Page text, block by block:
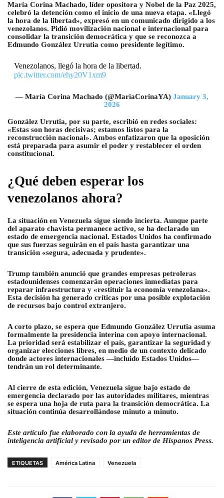
María Corina Machado, líder opositora y Nobel de la Paz 2025,
celebró la detención como el inicio de una nueva etapa. «Llegó
la hora de la libertad», expresó en un comunicado dirigido a los
venezolanos. Pidió movilización nacional e internacional para
consolidar la transición democrática y que se reconozca a
Edmundo González Urrutia como presidente legítimo.
Venezolanos, llegó la hora de la libertad.
pic.twitter.com/ehy20V1xm9
— María Corina Machado (@MariaCorinaYA) January 3,
2026
González Urrutia, por su parte, escribió en redes sociales:
«Estas son horas decisivas; estamos listos para la
reconstrucción nacional». Ambos enfatizaron que la oposición
está preparada para asumir el poder y restablecer el orden
constitucional.
¿Qué deben esperar los
venezolanos ahora?
La situación en Venezuela sigue siendo incierta. Aunque parte
del aparato chavista permanece activo, se ha declarado un
estado de emergencia nacional. Estados Unidos ha confirmado
que sus fuerzas seguirán en el país hasta garantizar una
transición «segura, adecuada y prudente».
Trump también anunció que grandes empresas petroleras
estadounidenses comenzarán operaciones inmediatas para
reparar infraestructura y «restituir la economía venezolana».
Esta decisión ha generado críticas por una posible explotación
de recursos bajo control extranjero.
A corto plazo, se espera que Edmundo González Urrutia asuma
formalmente la presidencia interina con apoyo internacional.
La prioridad será estabilizar el país, garantizar la seguridad y
organizar elecciones libres, en medio de un contexto delicado
donde actores internacionales —incluido Estados Unidos—
tendrán un rol determinante.
Al cierre de esta edición, Venezuela sigue bajo estado de
emergencia declarado por las autoridades militares, mientras
se espera una hoja de ruta para la transición democrática. La
situación continúa desarrollándose minuto a minuto.
Este artículo fue elaborado con la ayuda de herramientas de
inteligencia artificial y revisado por un editor de Hispanos Press.
ETIQUETAS América Latina Venezuela